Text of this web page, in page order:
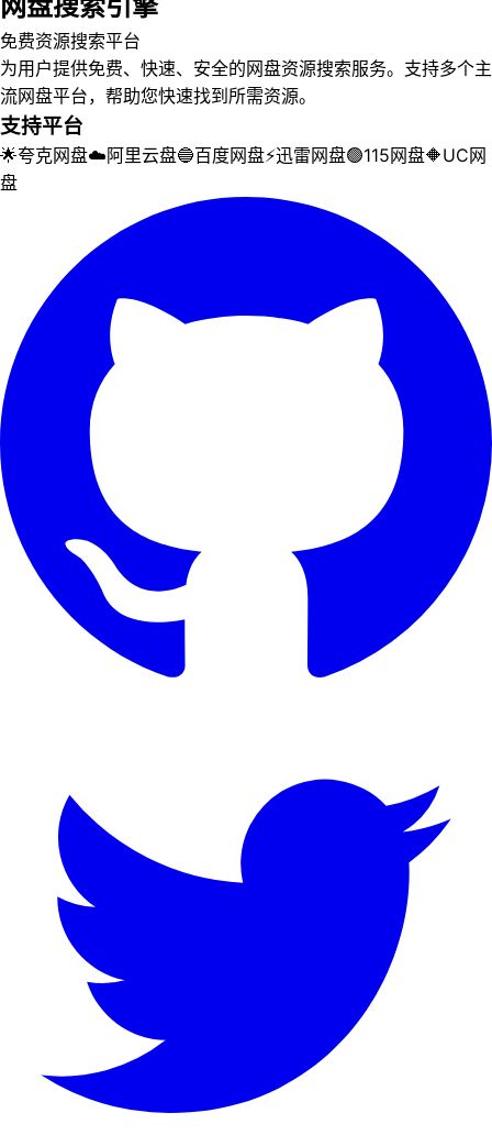
免费资源搜索平台
为用户提供免费、快速、安全的网盘资源搜索服务。支持多个主
流网盘平台，帮助您快速找到所需资源。
支持平台
🌟夸克网盘☁️阿里云盘🔵百度网盘⚡迅雷网盘🟢115网盘🔶UC网
盘